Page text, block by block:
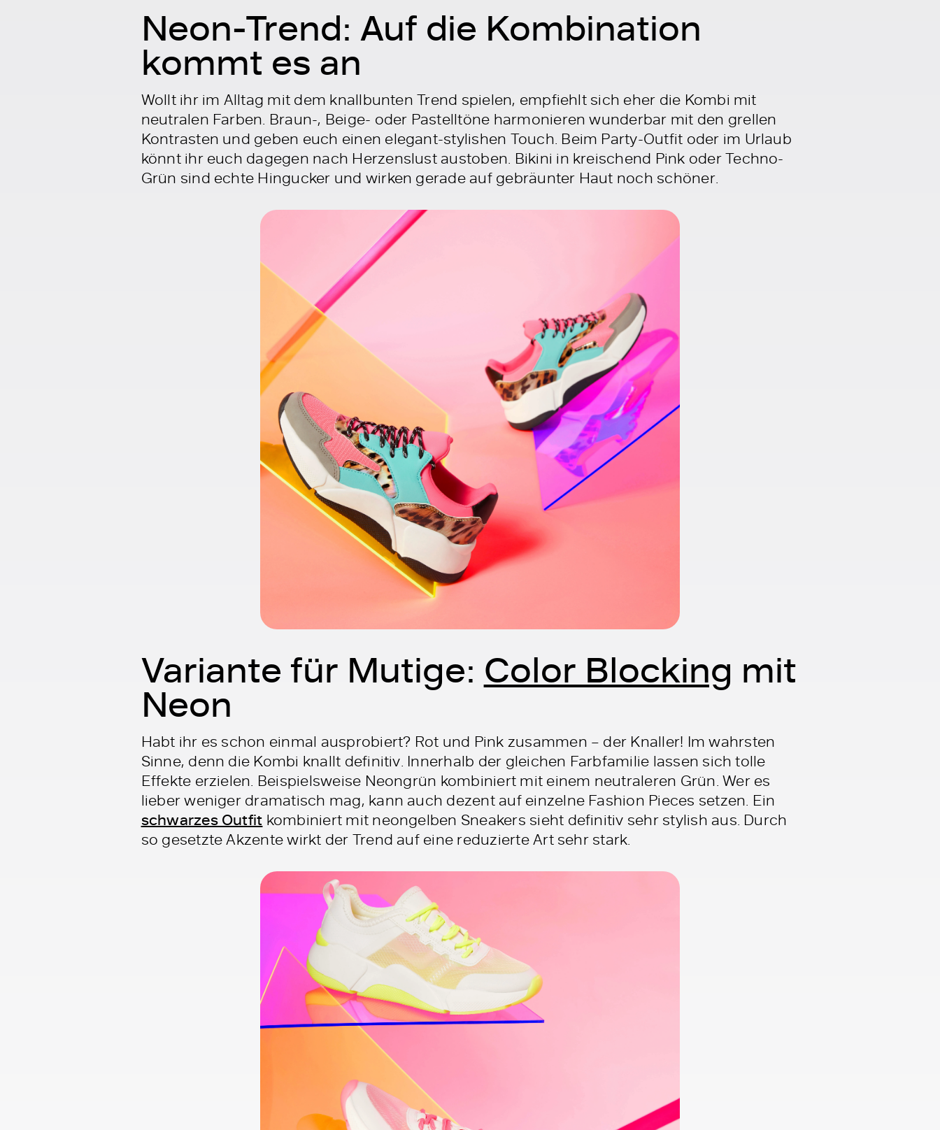
Neon-Trend: Auf die Kombination
kommt es an
Wollt ihr im Alltag mit dem knallbunten Trend spielen, empfiehlt sich eher die Kombi mit
neutralen Farben. Braun-, Beige- oder Pastelltöne harmonieren wunderbar mit den grellen
Kontrasten und geben euch einen elegant-stylishen Touch. Beim Party-Outfit oder im Urlaub
könnt ihr euch dagegen nach Herzenslust austoben. Bikini in kreischend Pink oder Techno-
Grün sind echte Hingucker und wirken gerade auf gebräunter Haut noch schöner.
Variante für Mutige: Color Blocking mit
Neon
Habt ihr es schon einmal ausprobiert? Rot und Pink zusammen – der Knaller! Im wahrsten
Sinne, denn die Kombi knallt definitiv. Innerhalb der gleichen Farbfamilie lassen sich tolle
Effekte erzielen. Beispielsweise Neongrün kombiniert mit einem neutraleren Grün. Wer es
lieber weniger dramatisch mag, kann auch dezent auf einzelne Fashion Pieces setzen. Ein
schwarzes Outfit kombiniert mit neongelben Sneakers sieht definitiv sehr stylish aus. Durch
so gesetzte Akzente wirkt der Trend auf eine reduzierte Art sehr stark.